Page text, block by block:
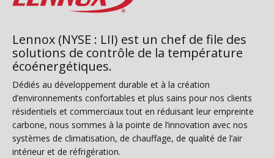
Lennox (NYSE : LII) est un chef de file des
solutions de contrôle de la température
écoénergétiques.
Dédiés au développement durable et à la création
d’environnements confortables et plus sains pour nos clients
résidentiels et commerciaux tout en réduisant leur empreinte
carbone, nous sommes à la pointe de l’innovation avec nos
systèmes de climatisation, de chauffage, de qualité de l’air
intérieur et de réfrigération.